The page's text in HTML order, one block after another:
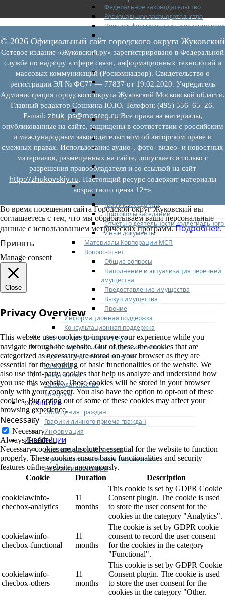
Федеральное законодательство
Региональное законодательство
Порядок формирования и ведения
перечней
Нормативные правовые акты по
перечней
Административные регламенты
Программы по развитию МСП
Нормативные правовые акты по
мерам поддержки субъектов МСП
Имущество для бизнеса
Перечень имущества для МСП
Паспорта объектов, включенных в
Информация о льготах
Сведения о коммерческой
предлагаемой бизнесу
Сведения о проводимых торгах
Инвестиционная карта Московской
Коллегиальный орган
Регламентирующие документы
График заседаний
Протоколы заседаний
Отчеты о деятельности
Иные документы
Материалы Корпорации МСП
Вопрос-ответ
Общие вопросы
Наполнение и актуализация перечней
имущества
Предоставление имущества
Выкуп имущества
Прочие
Информационная поддержка
Консультационная поддержка
Инфраструктура поддержки
Совет по развитию и поддержке малого и
среднего предпринимательства
Контакты
Книга жалоб
Законодательство
Конкурсы
ОБРАЩЕНИЯ
Обращения граждан
Графики личного приема граждан
Информация
ИНВЕСТИЦИИ
Инвестиционный паспорт
Муниципально-частное партнерство
Новости инвестиций
© 2026 Официальный сайт городского округа Жуковский
Сетевое издание «Жуковский.ру» зарегистрировано в Федеральной
службе по надзору в сфере связи, информационных технологий и
массовых коммуникаций (Роскомнадзор). Свидетельство о
регистрации ЭЛ № ФС77 — 77837 от 19.02.2020. Учредитель
Администрация городского округа Жуковский Московской области.
Главный редактор Сошкина Ю.Ю. Телефон: (495) 556–65–26.
E‑mail: zhuk_ps@mosreg.ru Все права на материалы,
опубликованные на сайте, защищены в соответствии с российским
и международным законодательством об авторском праве и
смежных правах. Использование аудио-, фото- видео- и новостных
материалов, размещенных на сайте, допускается только с
разрешения правообладателя и со ссылкой на сайт
http://zhukovskiy.ru. Настоящий ресурс содержит материалы
возрастного ценза 12+»
Во время посещения сайта Городской округ Жуковский вы
соглашаетесь с тем, что мы обрабатываем ваши персональные
данные с использованием метрических программ.Подробнее.
Принять
Manage consent
Close
Privacy Overview
This website uses cookies to improve your experience while you
navigate through the website. Out of these, the cookies that are
categorized as necessary are stored on your browser as they are
essential for the working of basic functionalities of the website. We
also use third-party cookies that help us analyze and understand how
you use this website. These cookies will be stored in your browser
only with your consent. You also have the option to opt-out of these
cookies. But opting out of some of these cookies may affect your
browsing experience.
Necessary
Necessary
Always Enabled
Necessary cookies are absolutely essential for the website to function
properly. These cookies ensure basic functionalities and security
features of the website, anonymously.
Cookie
Duration Description
cookielawinfo-
checbox-analytics
11
months
This cookie is set by GDPR Cookie
Consent plugin. The cookie is used
to store the user consent for the
cookies in the category "Analytics".
cookielawinfo-
checbox-functional
11
months
The cookie is set by GDPR cookie
consent to record the user consent
for the cookies in the category
"Functional".
cookielawinfo-
checbox-others
11
months
This cookie is set by GDPR Cookie
Consent plugin. The cookie is used
to store the user consent for the
cookies in the category "Other.